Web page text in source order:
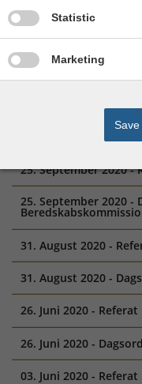
2020
27. November 2020 -
Beredskabskommission
25. September 2020 -
25. September 2020 -
31. August 2020 -
31. August 2020 -
26. Juni 2020 -
26. Juni 2020 -
03. Juni 2020 -
Statistic
Give permission for
Marketing
Give permission for